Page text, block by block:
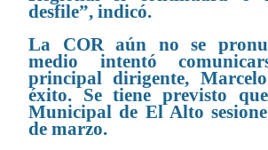
desfile”, indicó.
La COR aún no se
medio intentó
principal dirigente,
éxito. Se tiene previsto
Municipal de El Alto
de marzo.